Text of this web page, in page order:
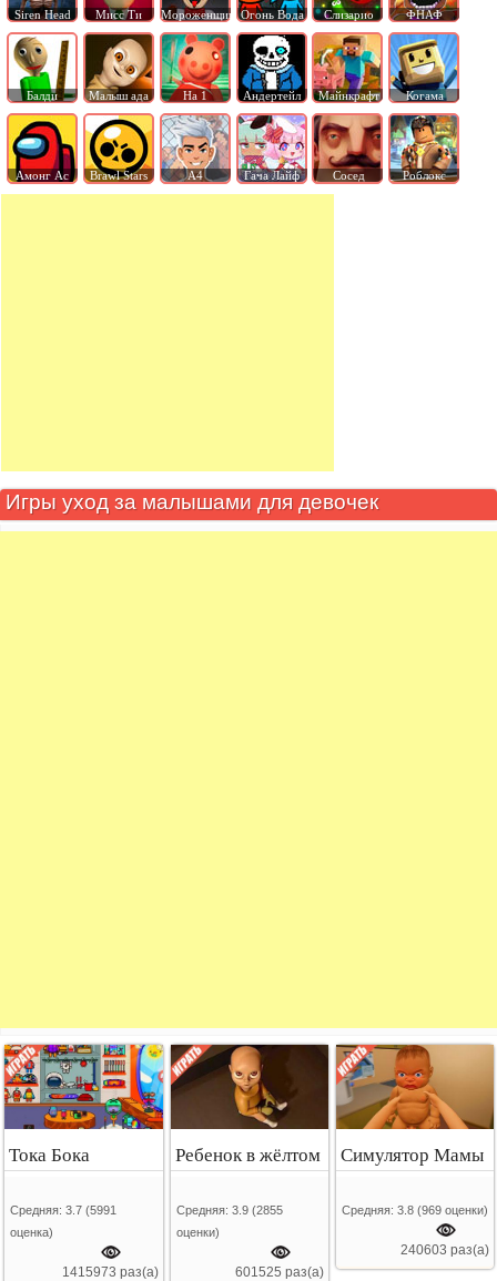
Siren Head Мисс Ти Мороженщик Огонь Вода Слизарио ФНАФ
Балди Малыш ада На 1 Андертейл Майнкрафт Когама
Амонг Ас Brawl Stars А4 Гача Лайф Сосед Роблокс
Игры уход за малышами для девочек
Тока Бока
Средняя:3.7 (5991
оценка)
1415973 раз(а)
Ребенок в жёлтом
Средняя: 3.9 (2855
оценки)
601525 раз(а)
Симулятор Мамы
Средняя: 3.8 (969оценки)
240603 раз(а)